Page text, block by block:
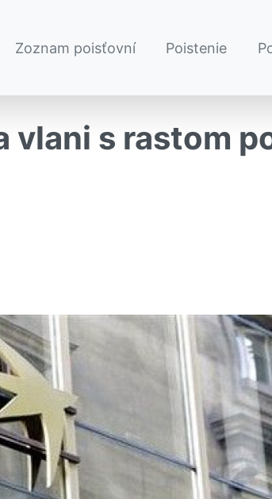
Zoznam poisťovní Poistenie
vlani s rastom